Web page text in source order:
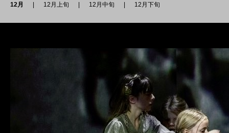
12月
12月上旬 12月中旬 12月下旬